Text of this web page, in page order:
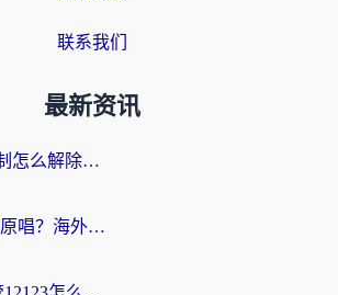
联系我们
最新资讯
优酷手机app地域限制怎么解除？海外党亲测有效的追剧方案
全民K歌国外如何听原唱？海外党亲测有效的回国加速器选择指南